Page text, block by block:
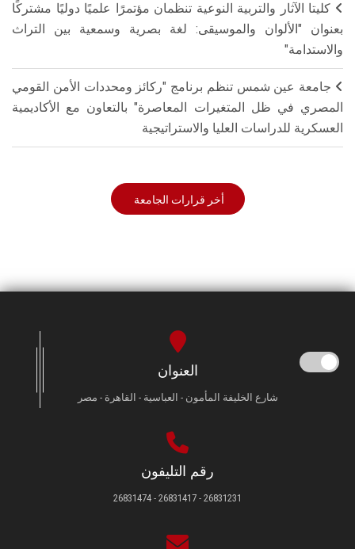
كليتا الآثار والتربية النوعية تنظمان مؤتمرًا علميًا دوليًا مشتركًا
بعنوان "الألوان والموسيقى: لغة بصرية وسمعية بين التراث
والاستدامة"
جامعة عين شمس تنظم برنامج "ركائز ومحددات الأمن القومي
المصري في ظل المتغيرات المعاصرة" بالتعاون مع الأكاديمية
العسكرية للدراسات العليا والاستراتيجية
أخر قرارات الجامعة
العنوان
شارع الخليفة المأمون - العباسية - القاهرة - مصر
رقم التليفون
26831231 - 26831417 - 26831474